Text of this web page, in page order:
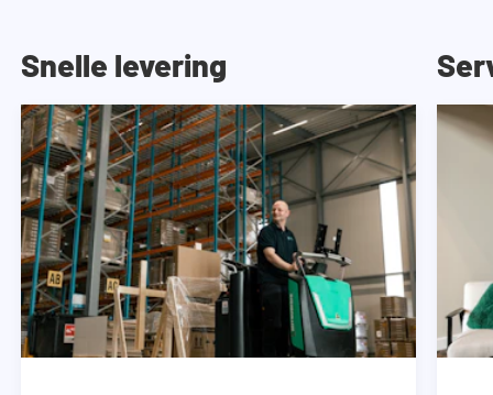
Snelle levering